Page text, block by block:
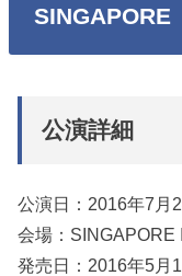
SINGAPORE
公演詳細
公演日：2016年7月
会場：SINGAPORE
発売日：2016年5月